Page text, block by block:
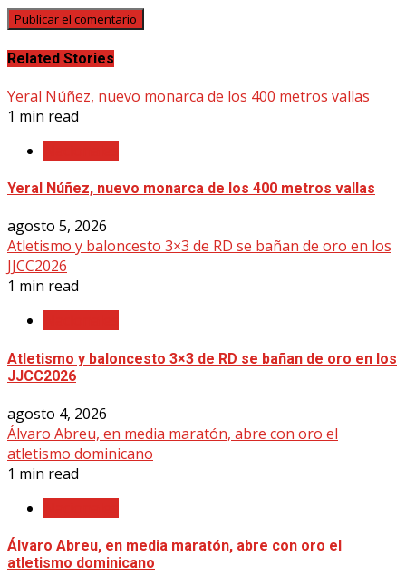
Related Stories
Yeral Núñez, nuevo monarca de los 400 metros vallas
1 min read
Yeral Núñez, nuevo monarca de los 400 metros vallas
agosto 5, 2026
Atletismo y baloncesto 3×3 de RD se bañan de oro en los
JJCC2026
1 min read
Atletismo y baloncesto 3×3 de RD se bañan de oro en los
JJCC2026
agosto 4, 2026
Álvaro Abreu, en media maratón, abre con oro el
atletismo dominicano
1 min read
Álvaro Abreu, en media maratón, abre con oro el
atletismo dominicano